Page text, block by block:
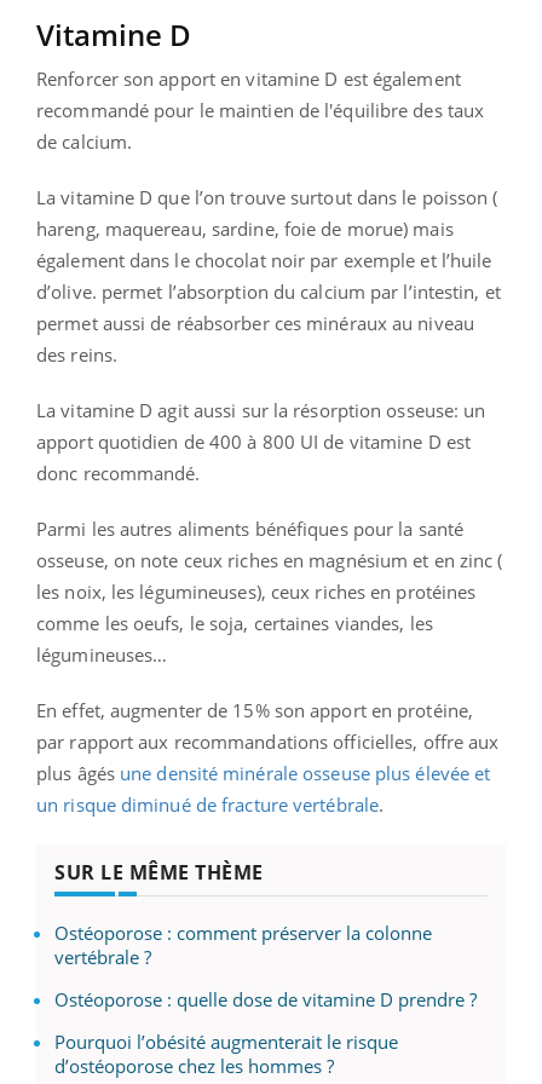
Vitamine D
Renforcer son apport en vitamine D est également
recommandé pour le maintien de l'équilibre des taux
de calcium.
La vitamine D que l’on trouve surtout dans le poisson (
hareng, maquereau, sardine, foie de morue) mais
également dans le chocolat noir par exemple et l’huile
d’olive. permet l’absorption du calcium par l’intestin, et
permet aussi de réabsorber ces minéraux au niveau
des reins.
La vitamine D agit aussi sur la résorption osseuse: un
apport quotidien de 400 à 800 UI de vitamine D est
donc recommandé.
Parmi les autres aliments bénéfiques pour la santé
osseuse, on note ceux riches en magnésium et en zinc (
les noix, les légumineuses), ceux riches en protéines
comme les oeufs, le soja, certaines viandes, les
légumineuses…
En effet, augmenter de 15% son apport en protéine,
par rapport aux recommandations officielles, offre aux
plus âgés une densité minérale osseuse plus élevée et
un risque diminué de fracture vertébrale.
SUR LE MÊME THÈME
Ostéoporose : comment préserver la colonne
vertébrale ?
Ostéoporose : quelle dose de vitamine D prendre ?
Pourquoi l’obésité augmenterait le risque
d’ostéoporose chez les hommes ?